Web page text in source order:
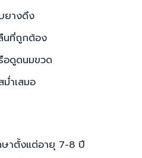
ยางดึง
นที่ถูกต้อง
อดูดนมขวด
ำเสมอ
ษาตั้งแต่อายุ 7-8 ปี